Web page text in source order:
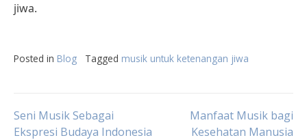
jiwa.
Posted in Blog Tagged musik untuk ketenangan jiwa
Post
Seni Musik Sebagai
Ekspresi Budaya Indonesia
Manfaat Musik bagi
Kesehatan Manusia